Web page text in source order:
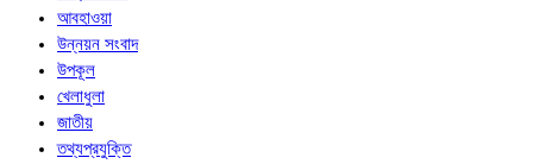
আবহাওয়া
উন্নয়ন সংবাদ
উপকূল
খেলাধুলা
জাতীয়
তথ্যপ্রযুক্তি